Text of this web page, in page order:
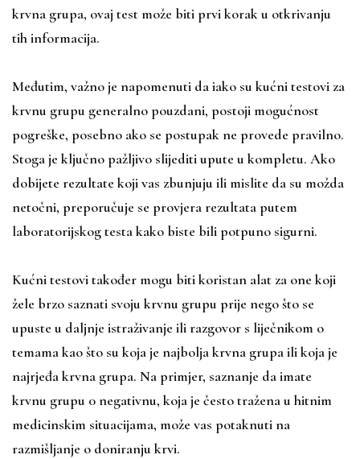
krvna grupa, ovaj test može biti prvi korak u otkrivanju
tih informacija.
Međutim, važno je napomenuti da iako su kućni testovi za
krvnu grupu generalno pouzdani, postoji mogućnost
pogreške, posebno ako se postupak ne provede pravilno.
Stoga je ključno pažljivo slijediti upute u kompletu. Ako
dobijete rezultate koji vas zbunjuju ili mislite da su možda
netočni, preporučuje se provjera rezultata putem
laboratorijskog testa kako biste bili potpuno sigurni.
Kućni testovi također mogu biti koristan alat za one koji
žele brzo saznati svoju krvnu grupu prije nego što se
upuste u daljnje istraživanje ili razgovor s liječnikom o
temama kao što su koja je najbolja krvna grupa ili koja je
najrjeđa krvna grupa. Na primjer, saznanje da imate
krvnu grupu 0 negativnu, koja je često tražena u hitnim
medicinskim situacijama, može vas potaknuti na
razmišljanje o doniranju krvi.